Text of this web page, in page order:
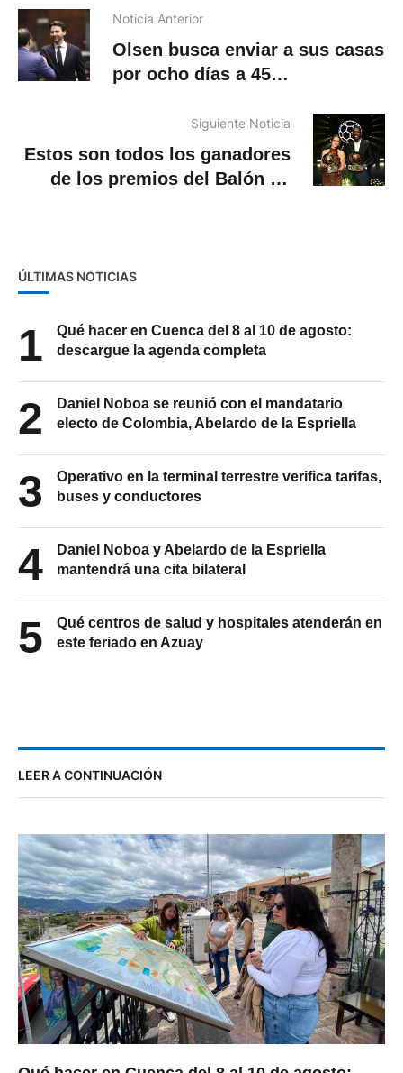
Noticia Anterior
Olsen busca enviar a sus casas
por ocho días a 45
Siguiente Noticia
Estos son todos los ganadores
de los premios del Balón de
ÚLTIMAS NOTICIAS
1
Qué hacer en Cuenca del 8 al 10 de agosto:
descargue la agenda completa
2
Daniel Noboa se reunió con el mandatario
electo de Colombia, Abelardo de la Espriella
3
Operativo en la terminal terrestre verifica tarifas,
buses y conductores
4
Daniel Noboa y Abelardo de la Espriella
mantendrá una cita bilateral
5
Qué centros de salud y hospitales atenderán en
este feriado en Azuay
LEER A CONTINUACIÓN